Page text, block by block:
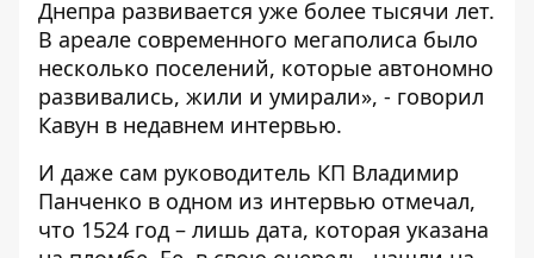
Днепра развивается уже более тысячи лет.
В ареале современного мегаполиса было
несколько поселений, которые автономно
развивались, жили и умирали», - говорил
Кавун в недавнем интервью.
И даже сам руководитель КП Владимир
Панченко в одном из интервью отмечал,
что 1524 год – лишь дата, которая указана